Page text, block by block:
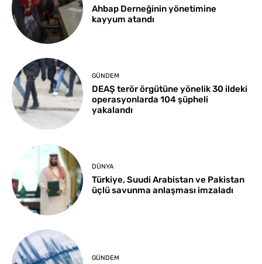
Ahbap Derneğinin yönetimine
kayyum atandı
GÜNDEM
DEAŞ terör örgütüne yönelik 30 ildeki
operasyonlarda 104 şüpheli
yakalandı
DÜNYA
Türkiye, Suudi Arabistan ve Pakistan
üçlü savunma anlaşması imzaladı
GÜNDEM